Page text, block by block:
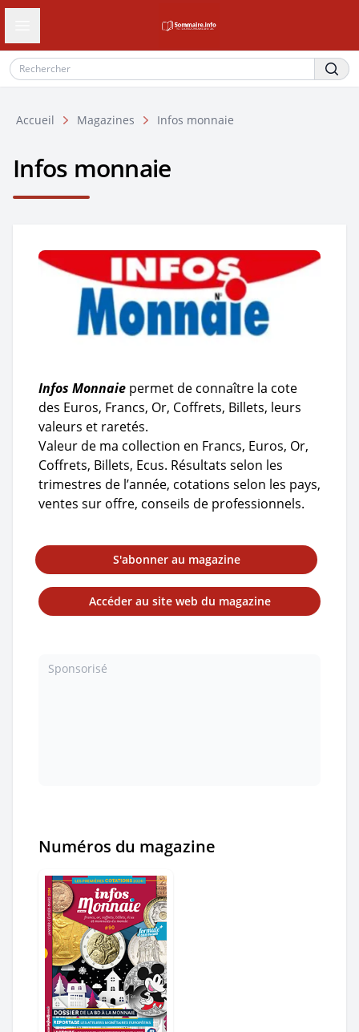
Ouvrir le tiroir de navigation
Accueil Magazines Infos monnaie
Infos monnaie
Infos Monnaie permet de connaître la cote
des Euros, Francs, Or, Coffrets, Billets, leurs
valeurs et raretés.
Valeur de ma collection en Francs, Euros, Or,
Coffrets, Billets, Ecus. Résultats selon les
trimestres de l’année, cotations selon les pays,
ventes sur offre, conseils de professionnels.
S'abonner au magazine
Accéder au site web du magazine
Sponsorisé
Numéros du magazine